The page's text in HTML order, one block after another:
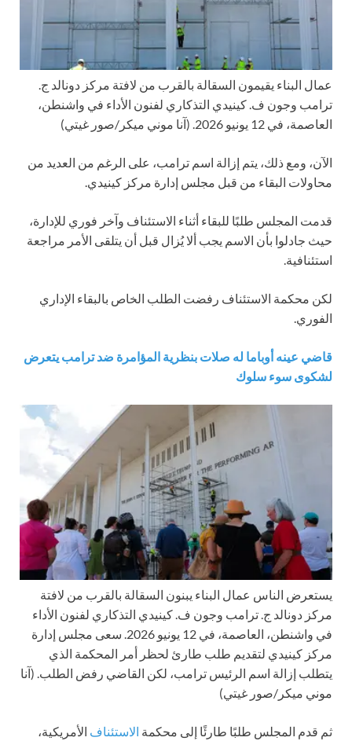
عمال البناء يقيمون السقالة بالقرب من لافتة مركز دونالد ج.
ترامب وجون ف. كينيدي التذكاري لفنون الأداء في واشنطن،
العاصمة، في 12 يونيو 2026.
(آنا موني ميكر/صور غيتي)
الآن، ومع ذلك، يتم إزالة اسم ترامب، على الرغم من العديد من
محاولات البقاء من قبل مجلس إدارة مركز كينيدي.
قدمت المجلس طلبًا للبقاء أثناء الاستئناف وآخر فوري للإدارة،
حيث جادلوا بأن الاسم يجب ألا يُزال قبل أن يتلقى الأمر مراجعة
استئنافية.
لكن محكمة الاستئناف رفضت الطلب الخاص بالبقاء الإداري
الفوري.
قاضي عينه أوباما له صلات بنظرية المؤامرة ضد ترامب يتعرض
لشكوى سوء سلوك
يستعرض الناس عمال البناء يبنون السقالة بالقرب من لافتة
مركز دونالد ج. ترامب وجون ف. كينيدي التذكاري لفنون الأداء
في واشنطن، العاصمة، في 12 يونيو 2026. سعى مجلس إدارة
مركز كينيدي لتقديم طلب طارئ لحظر أمر المحكمة الذي
يتطلب إزالة اسم الرئيس ترامب، لكن القاضي رفض الطلب. (آنا
موني ميكر/صور غيتي)
ثم قدم المجلس طلبًا طارئًا إلى محكمة الاستئناف الأمريكية،